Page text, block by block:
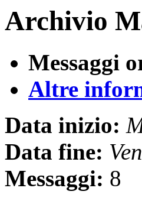
Archivio
Messaggi
Altre
Data inizio:
Data fine:
Messaggi: 8